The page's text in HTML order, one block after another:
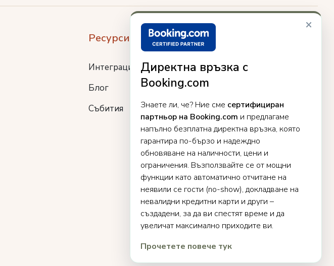
×
Директна връзка с
Booking.com
Знаете ли, че? Ние сме сертифициран
партньор на Booking.com и предлагаме
напълно безплатна директна връзка, която
гарантира по-бързо и надеждно
обновяване на наличности, цени и
ограничения. Възползвайте се от мощни
функции като автоматично отчитане на
неявили се гости (no-show), докладване на
невалидни кредитни карти и други –
създадени, за да ви спестят време и да
увеличат максимално приходите ви.
Прочетете повече тук
Ресурси
Интеграции
Блог
Събития